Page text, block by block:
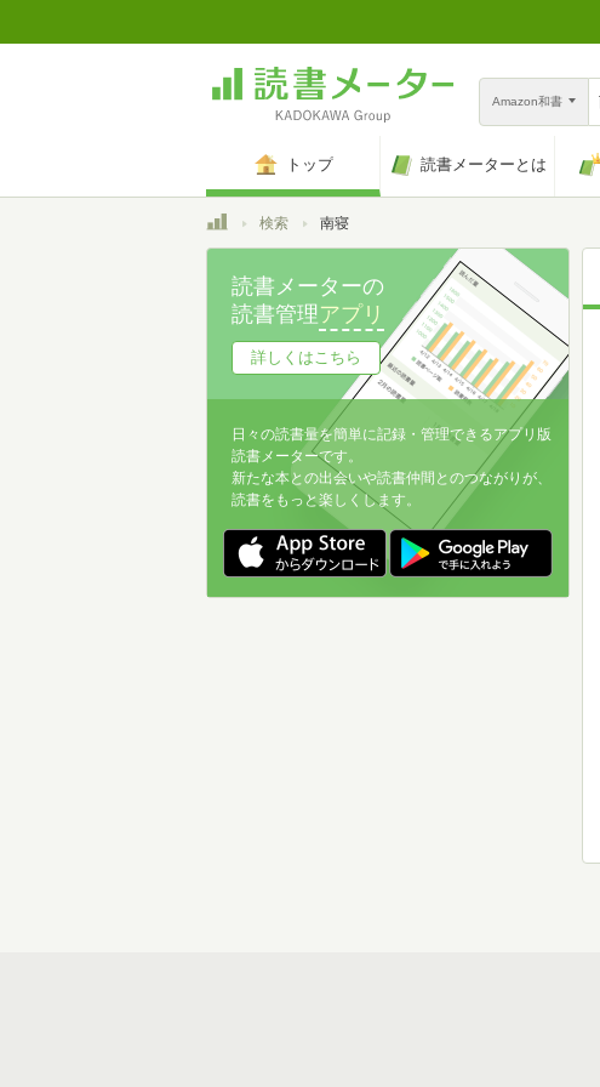
Amazon和書
トップ 読書メーターとは
トップ検索 南寝
読書メーターの
読書管理アプリ
詳しくはこちら
日々の読書量を簡単に記録・管理できるアプリ版
読書メーターです。
新たな本との出会いや読書仲間とのつながりが、
読書をもっと楽しくします。